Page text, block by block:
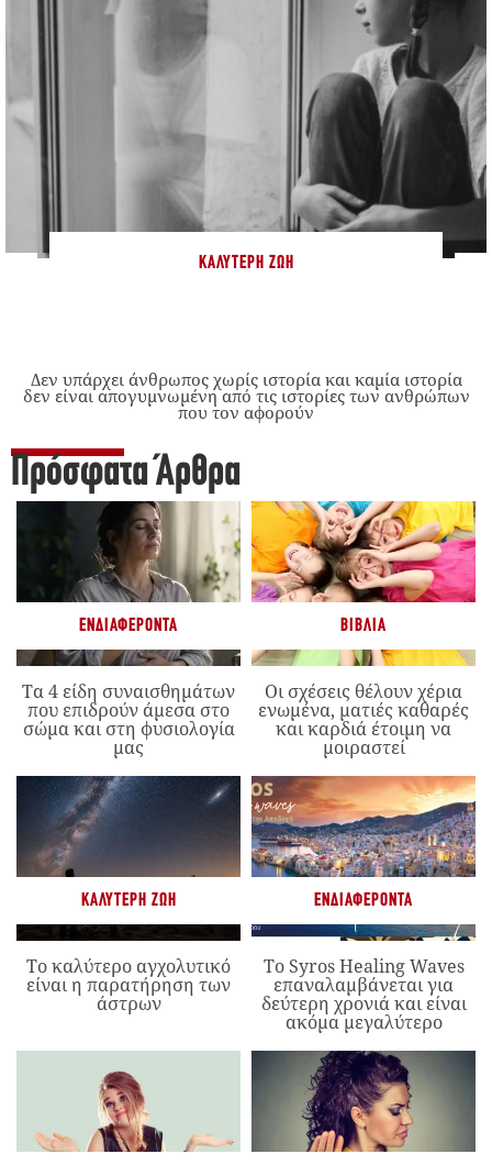
ΚΑΛΎΤΕΡΗ ΖΩΉ
Δεν υπάρχει άνθρωπος χωρίς ιστορία και καμία ιστορία
δεν είναι απογυμνωμένη από τις ιστορίες των ανθρώπων
που τον αφορούν
Πρόσφατα Άρθρα
ΕΝΔΙΑΦΈΡΟΝΤΑ
Τα 4 είδη συναισθημάτων
που επιδρούν άμεσα στο
σώμα και στη φυσιολογία
μας
ΒΙΒΛΊΑ
Οι σχέσεις θέλουν χέρια
ενωμένα, ματιές καθαρές
και καρδιά έτοιμη να
μοιραστεί
ΚΑΛΎΤΕΡΗ ΖΩΉ
Το καλύτερο αγχολυτικό
είναι η παρατήρηση των
άστρων
ΕΝΔΙΑΦΈΡΟΝΤΑ
Το Syros Healing Waves
επαναλαμβάνεται για
δεύτερη χρονιά και είναι
ακόμα μεγαλύτερο